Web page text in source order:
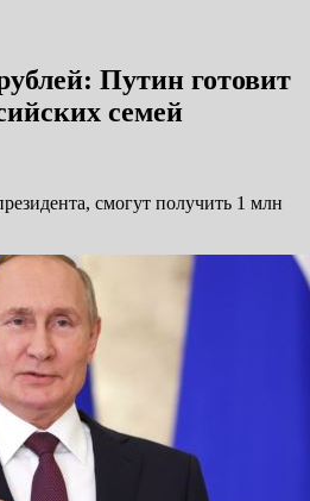
Путин готовит
семей
смогут получить 1 млн